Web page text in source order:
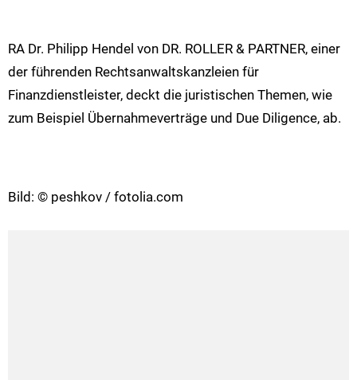
RA Dr. Philipp Hendel von DR. ROLLER & PARTNER, einer
der führenden Rechtsanwaltskanzleien für
Finanzdienstleister, deckt die juristischen Themen, wie
zum Beispiel Übernahmeverträge und Due Diligence, ab.
Bild: © peshkov / fotolia.com